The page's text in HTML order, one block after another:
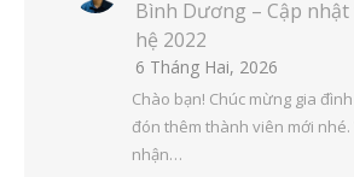
Bình Dương – Cập
hệ 2022
6 Tháng Hai, 2026
Chào bạn! Chúc mừng gia
đón thêm thành viên mới
nhận…